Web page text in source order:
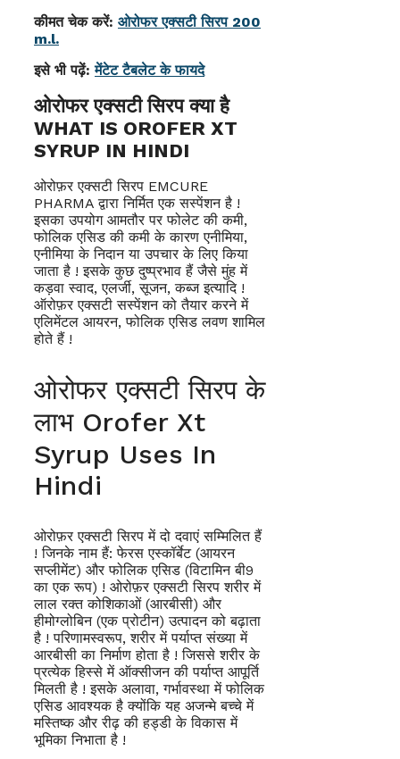
कीमत चेक करें: ओरोफर एक्सटी सिरप 200
m.l.
इसे भी पढ़ें:मेंटेट टैबलेट के फायदे
ओरोफर एक्सटी सिरप क्या है
WHAT IS OROFER XT
SYRUP IN HINDI
ओरोफ़र एक्सटी सिरप EMCURE
PHARMA द्वारा निर्मित एक सस्पेंशन है !
इसका उपयोग आमतौर पर फोलेट की कमी,
फोलिक एसिड की कमी के कारण एनीमिया,
एनीमिया के निदान या उपचार के लिए किया
जाता है ! इसके कुछ दुष्प्रभाव हैं जैसे मुंह में
कड़वा स्वाद, एलर्जी, सूजन, कब्ज इत्यादि !
ऑरोफ़र एक्सटी सस्पेंशन को तैयार करने में
एलिमेंटल आयरन, फोलिक एसिड लवण शामिल
होते हैं !
ओरोफर एक्सटी सिरप के
लाभ Orofer Xt
Syrup Uses In
Hindi
ओरोफ़र एक्सटी सिरप में दो दवाएं सम्मिलित हैं
! जिनके नाम हैं: फेरस एस्कॉर्बेट (आयरन
सप्लीमेंट) और फोलिक एसिड (विटामिन बी9
का एक रूप) ! ओरोफ़र एक्सटी सिरप शरीर में
लाल रक्त कोशिकाओं (आरबीसी) और
हीमोग्लोबिन (एक प्रोटीन) उत्पादन को बढ़ाता
है ! परिणामस्वरूप, शरीर में पर्याप्त संख्या में
आरबीसी का निर्माण होता है ! जिससे शरीर के
प्रत्येक हिस्से में ऑक्सीजन की पर्याप्त आपूर्ति
मिलती है ! इसके अलावा, गर्भावस्था में फोलिक
एसिड आवश्यक है क्योंकि यह अजन्मे बच्चे में
मस्तिष्क और रीढ़ की हड्डी के विकास में
भूमिका निभाता है !